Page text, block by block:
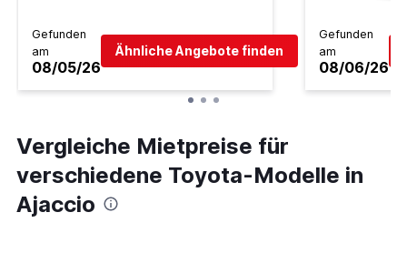
Gefunden
am
08/05/26
Ähnliche Angebote finden
Gefunden
am
08/06/26
Vergleiche Mietpreise für
verschiedene Toyota-Modelle in
Ajaccio